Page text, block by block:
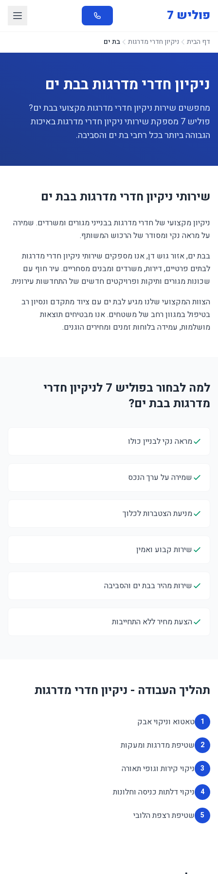
פוליש 7
דף הבית ניקיון חדרי מדרגות בת ים
ניקיון חדרי מדרגות בבת ים
מחפשים שירות ניקיון חדרי מדרגות מקצועי בבת ים?
פוליש 7 מספקת שירותי ניקיון חדרי מדרגות באיכות
הגבוהה ביותר בכל רחבי בת ים והסביבה.
שירותי ניקיון חדרי מדרגות בבת ים
ניקיון מקצועי של חדרי מדרגות בבנייני מגורים ומשרדים. שמירה
על מראה נקי ומסודר של הרכוש המשותף.
בבת ים, אזור גוש דן, אנו מספקים שירותי ניקיון חדרי מדרגות
לבתים פרטיים, דירות, משרדים ומבנים מסחריים. עיר חוף עם
שכונות מגורים ותיקות ופרויקטים חדשים של התחדשות עירונית.
הצוות המקצועי שלנו מגיע לבת ים עם ציוד מתקדם ונסיון רב
בטיפול במגוון רחב של משטחים. אנו מבטיחים תוצאות
מושלמות, עמידה בלוחות זמנים ומחירים הוגנים.
למה לבחור בפוליש 7 לניקיון חדרי
מדרגות בבת ים?
מראה נקי לבניין כולו
שמירה על ערך הנכס
מניעת הצטברות לכלוך
שירות קבוע ואמין
שירות מהיר בבת ים והסביבה
הצעת מחיר ללא התחייבות
תהליך העבודה - ניקיון חדרי מדרגות
1 טאטוא וניקוי אבק
2 שטיפת מדרגות ומעקות
3 ניקוי קירות וגופי תאורה
4 ניקוי דלתות כניסה וחלונות
5 שטיפת רצפת הלובי